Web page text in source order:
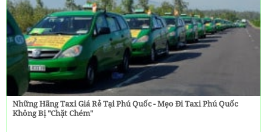
Những Hãng Taxi Giá Rẻ Tại Phú Quốc - Mẹo Đi Taxi Phú Quốc
Không Bị "chặt Chém"